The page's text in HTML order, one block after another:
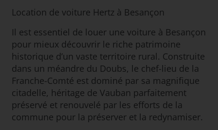
Location de voiture Hertz à Besançon
Il est essentiel de louer une voiture à Besançon
pour mieux découvrir le riche patrimoine
historique d’un vaste territoire rural. Construite
dans un méandre du Doubs, le chef-lieu de la
Franche-Comté est dominé par sa magnifique
citadelle, héritage de Vauban parfaitement
préservé et renouvelé par les efforts de la
commune pour la préserver et la redynamiser.